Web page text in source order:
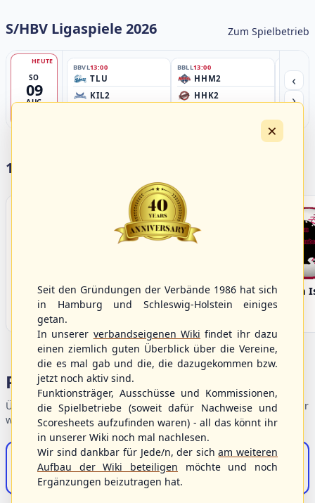
S/HBV Ligaspiele 2026 Zum Spielbetrieb
SO
09
AUG
HEUTE
BBVL13:00
TLU
KIL2
BBLL13:00
HHM2
HHK2
Ballpark
‹
›
17 Vereine im S/HBV
Bargenstedt
Beavers
Elmshorn Alligators Fehmarn
Portalbereiche
Übersicht der Verbandsbereiche – wählen Sie einen Einstieg für
weiterführende Informationen.
S/HBV-Shop
Der Onlineshop des S/HBV
×
Seit den Gründungen der Verbände 1986 hat sich
in Hamburg und Schleswig-Holstein einiges
getan.
In unserer verbandseigenen Wiki findet ihr dazu
einen ziemlich guten Überblick über die Vereine,
die es mal gab und die, die dazugekommen bzw.
jetzt noch aktiv sind.
Funktionsträger, Ausschüsse und Kommissionen,
die Spielbetriebe (soweit dafür Nachweise und
Scoresheets aufzufinden waren) - all das könnt ihr
in unserer Wiki noch mal nachlesen.
Wir sind dankbar für Jede/n, der sicham weiteren
Aufbau der Wiki beteiligen möchte und noch
Ergänzungen beizutragen hat.